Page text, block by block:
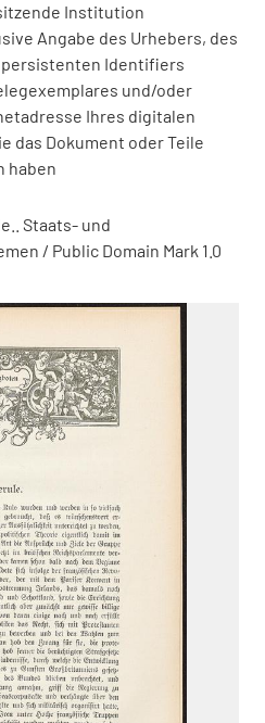
Institution
Angabe des Urhebers, des
Identifiers
und/oder
Ihres digitalen
das Dokument oder Teile
haben
Staats- und
/ Public Domain Mark 1.0